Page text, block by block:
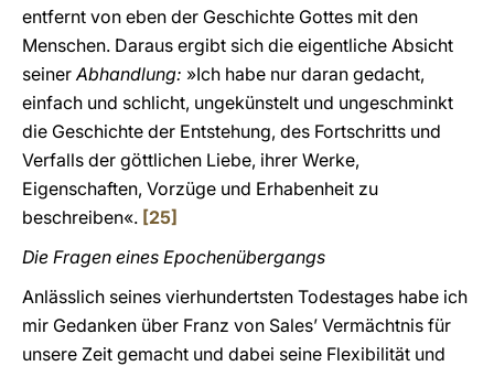
entfernt von eben der Geschichte Gottes mit den
Menschen. Daraus ergibt sich die eigentliche Absicht
seinerAbhandlung: »Ich habe nur daran gedacht,
einfach und schlicht, ungekünstelt und ungeschminkt
die Geschichte der Entstehung, des Fortschritts und
Verfalls der göttlichen Liebe, ihrer Werke,
Eigenschaften, Vorzüge und Erhabenheit zu
beschreiben«. [25]
Die Fragen eines Epochenübergangs
Anlässlich seines vierhundertsten Todestages habe ich
mir Gedanken über Franz von Sales’ Vermächtnis für
unsere Zeit gemacht und dabei seine Flexibilität und